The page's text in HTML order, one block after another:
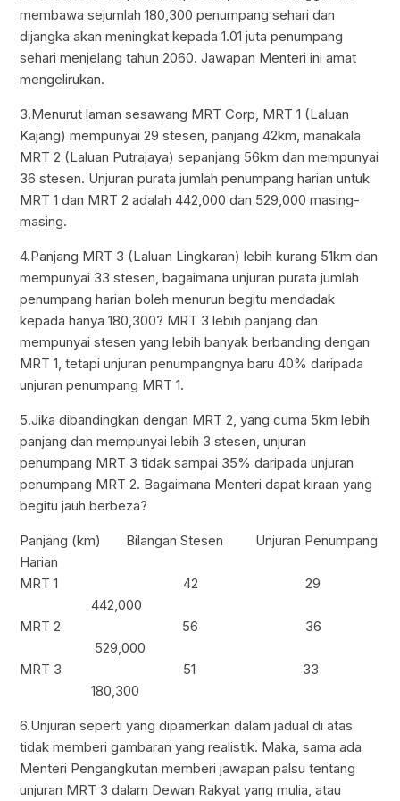
membawa sejumlah 180,300 penumpang sehari dan
dijangka akan meningkat kepada 1.01 juta penumpang
sehari menjelang tahun 2060. Jawapan Menteri ini amat
mengelirukan.
3.Menurut laman sesawang MRT Corp, MRT 1 (Laluan
Kajang) mempunyai 29 stesen, panjang 42km, manakala
MRT 2 (Laluan Putrajaya) sepanjang 56km dan mempunyai
36 stesen. Unjuran purata jumlah penumpang harian untuk
MRT 1 dan MRT 2 adalah 442,000 dan 529,000 masing-
masing.
4.Panjang MRT 3 (Laluan Lingkaran) lebih kurang 51km dan
mempunyai 33 stesen, bagaimana unjuran purata jumlah
penumpang harian boleh menurun begitu mendadak
kepada hanya 180,300? MRT 3 lebih panjang dan
mempunyai stesen yang lebih banyak berbanding dengan
MRT 1, tetapi unjuran penumpangnya baru 40% daripada
unjuran penumpang MRT 1.
5.Jika dibandingkan dengan MRT 2, yang cuma 5km lebih
panjang dan mempunyai lebih 3 stesen, unjuran
penumpang MRT 3 tidak sampai 35% daripada unjuran
penumpang MRT 2. Bagaimana Menteri dapat kiraan yang
begitu jauh berbeza?
Panjang (km) Bilangan Stesen Unjuran Penumpang
Harian
MRT 1 42 29
442,000
MRT 2 56 36
529,000
MRT 3 51 33
180,300
6.Unjuran seperti yang dipamerkan dalam jadual di atas
tidak memberi gambaran yang realistik. Maka, sama ada
Menteri Pengangkutan memberi jawapan palsu tentang
unjuran MRT 3 dalam Dewan Rakyat yang mulia, atau